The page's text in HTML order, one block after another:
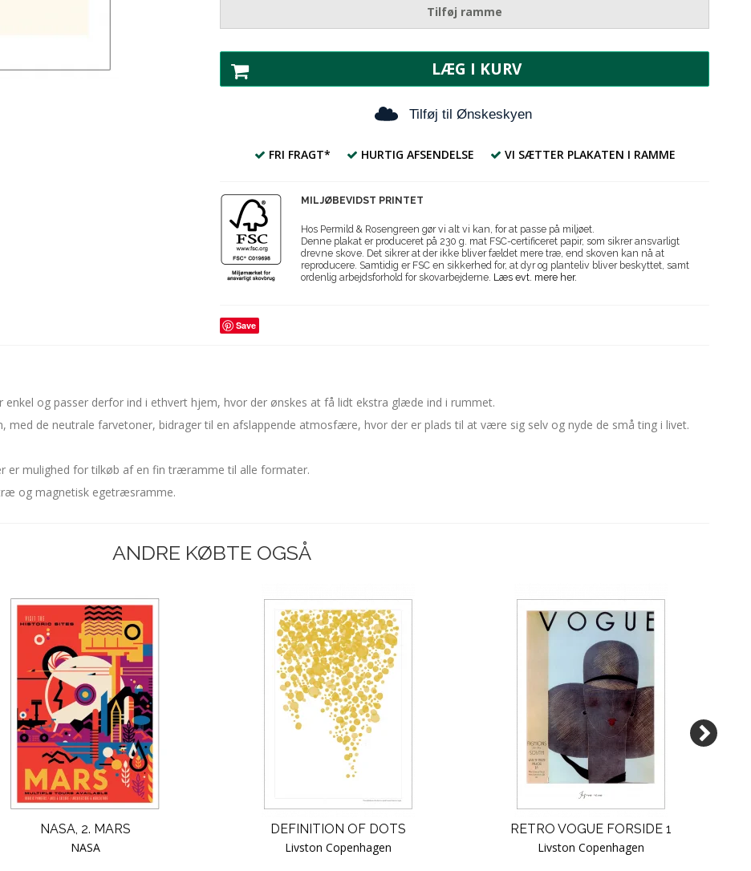
Tilføj ramme
LÆG I KURV
Tilføj til Ønskeskyen
FRI FRAGT* HURTIG AFSENDELSE VI SÆTTER PLAKATEN I RAMME
MILJØBEVIDST PRINTET
Hos Permild & Rosengreen gør vi alt vi kan, for at passe på miljøet.
Denne plakat er produceret på 230 g. mat FSC-certificeret papir, som sikrer ansvarligt
drevne skove. Det sikrer at der ikke bliver fældet mere træ, end skoven kan nå at
reproducere. Samtidig er FSC en sikkerhed for, at dyr og planteliv bliver beskyttet, samt
ordenlig arbejdsforhold for skovarbejderne. Læs evt. mere her.
Save
enkel og passer derfor ind i ethvert hjem, hvor der ønskes at få lidt ekstra glæde ind i rummet.
med de neutrale farvetoner, bidrager til en afslappende atmosfære, hvor der er plads til at være sig selv og nyde de små ting i livet.
er mulighed for tilkøb af en fin træramme til alle formater.
og magnetisk egetræsramme.
ANDRE KØBTE OGSÅ
NASA, 2. MARS
NASA
DEFINITION OF DOTS
Livston Copenhagen
RETRO VOGUE FORSIDE 1
Livston Copenhagen